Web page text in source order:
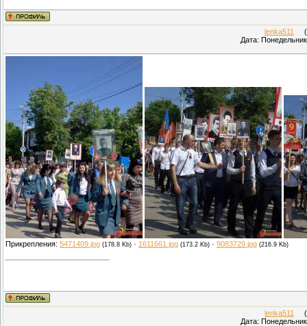
lenka511
Дата:
Прикрепления: 5471409.jpg (178.8 Kb) · 1611661.jpg (173.2 Kb) · 9083729.jpg (216.9 Kb)
lenka511
Дата: